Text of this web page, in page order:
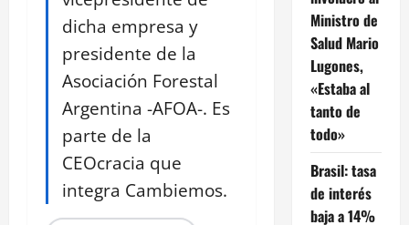
dicha empresa y
presidente de la
Asociación Forestal
Argentina -AFOA-. Es
parte de la
CEOcracia que
integra Cambiemos.
Ministro de
Salud Mario
Lugones,
«Estaba al
tanto de
todo»
Brasil: tasa
de interés
baja a 14%